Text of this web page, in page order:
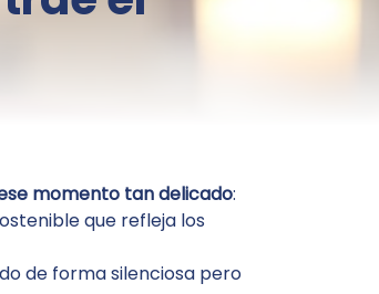
momento tan delicado:
que refleja los
de forma silenciosa pero